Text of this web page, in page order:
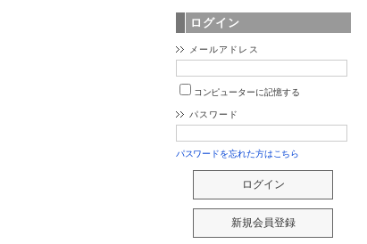
ログイン
メールアドレス
コンピューターに記憶する
パスワード
パスワードを忘れた方はこちら